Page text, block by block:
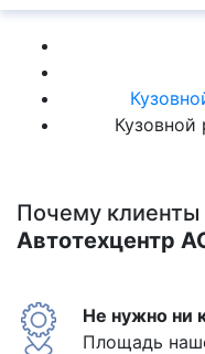
Кузовной
Почему
Автотехцентр
Не нужно ни
Площадь